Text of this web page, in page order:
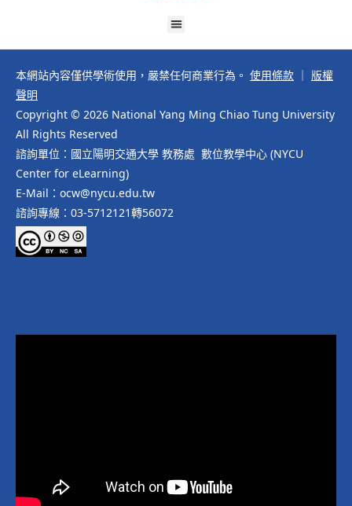
本網站內容僅供學術使用，嚴禁任何商業行為。 使用條款
版權
聲明
Copyright © 2026 National Yang Ming Chiao Tung University
All Rights Reserved
諮詢單位：國立陽明交通大學 教務處 數位教學中心 (NYCU
Center for eLearning)
E-Mail：ocw@nycu.edu.tw
諮詢專線：03-5712121轉56072